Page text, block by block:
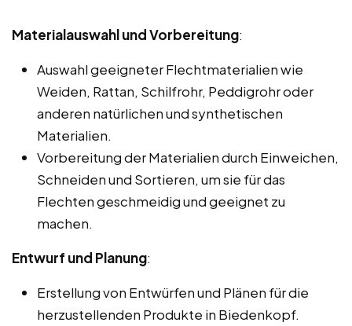
Materialauswahl und Vorbereitung:
Auswahl geeigneter Flechtmaterialien wie
Weiden, Rattan, Schilfrohr, Peddigrohr oder
anderen natürlichen und synthetischen
Materialien.
Vorbereitung der Materialien durch Einweichen,
Schneiden und Sortieren, um sie für das
Flechten geschmeidig und geeignet zu
machen.
Entwurf und Planung:
Erstellung von Entwürfen und Plänen für die
herzustellenden Produkte in Biedenkopf.